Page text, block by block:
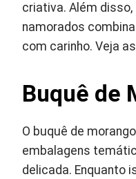
criativa. Além
namorados
com carinho. Veja
Buquê de
O buquê de
embalagens
delicada. Enquanto